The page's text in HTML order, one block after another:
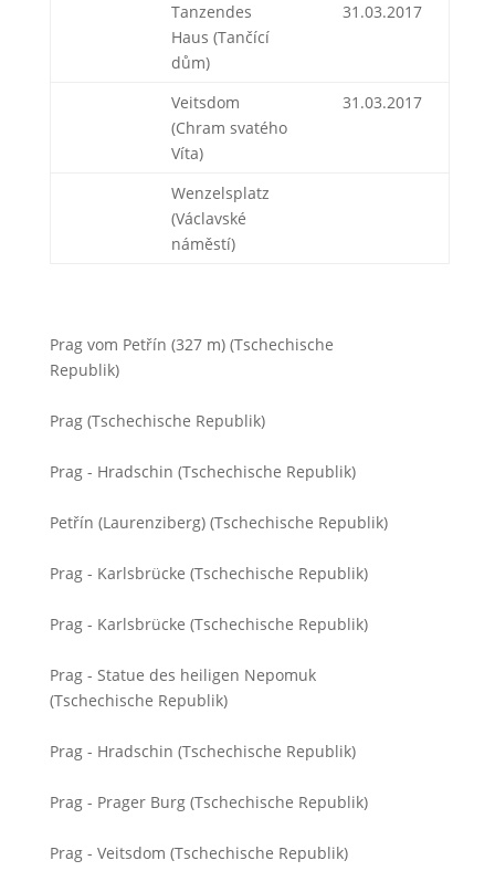
Tanzendes
Haus (Tančící
dům)
31.03.2017
Veitsdom
(Chram svatého
Víta)
31.03.2017
Wenzelsplatz
(Václavské
náměstí)
Prag vom Petřín (327 m) (Tschechische
Republik)
Prag (Tschechische Republik)
Prag - Hradschin (Tschechische Republik)
Petřín (Laurenziberg) (Tschechische Republik)
Prag - Karlsbrücke (Tschechische Republik)
Prag - Karlsbrücke (Tschechische Republik)
Prag - Statue des heiligen Nepomuk
(Tschechische Republik)
Prag - Hradschin (Tschechische Republik)
Prag - Prager Burg (Tschechische Republik)
Prag - Veitsdom (Tschechische Republik)